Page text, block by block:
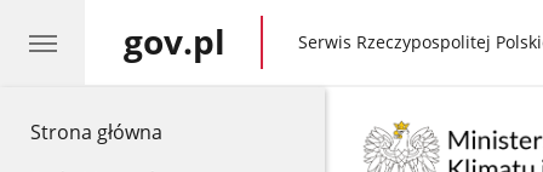
Strona główna
gov.pl gov.pl
Serwis Rzeczypospolitej